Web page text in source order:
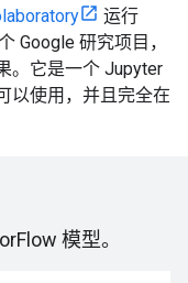
运行
Google 研究项目，
。它是一个 Jupyter
以使用，并且完全在
模型。